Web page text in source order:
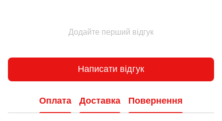
Додайте перший відгук
Написати відгук
Оплата Доставка Повернення